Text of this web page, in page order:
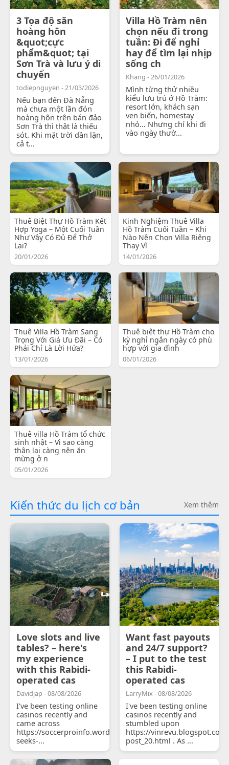
3 Tọa độ săn
hoàng hôn
&quot;cực
phẩm&quot; tại
Sơn Trà và lưu ý di
chuyển
todiepnguyen - 21/03/2026
Nếu bạn đến Đà Nẵng
mà chưa một lần đón
hoàng hôn trên bán đảo
Sơn Trà thì thật là thiếu
sót. Khi mặt trời dần lặn,
cả t...
Villa Hồ Tràm nên
chọn nếu đi trong
tuần: Đi để nghỉ
hay để tìm lại nhịp
sống ch
Khang - 26/01/2026
Mình từng thử nhiều
kiểu lưu trú ở Hồ Tràm:
resort lớn, khách sạn
ven biển, homestay
nhỏ… Nhưng chỉ khi đi
vào ngày thườ...
Thuê Biệt Thự Hồ Tràm Kết
Hợp Yoga – Một Cuối Tuần
Như Vậy Có Đủ Để Thở
Lại?
20/01/2026
Kinh Nghiệm Thuê Villa
Hồ Tràm Cuối Tuần – Khi
Nào Nên Chọn Villa Riêng
Thay Vì
14/01/2026
Thuê Villa Hồ Tràm Sang
Trọng Với Giá Ưu Đãi – Có
Phải Chỉ Là Lời Hứa?
13/01/2026
Thuê biệt thự Hồ Tràm cho
kỳ nghỉ ngắn ngày có phù
hợp với gia đình
06/01/2026
Thuê villa Hồ Tràm tổ chức
sinh nhật – Vì sao càng
thân lại càng nên ăn
mừng ở n
05/01/2026
Kiến thức du lịch cơ bản Xem thêm
Love slots and live
tables? – here's
my experience
with this Rabidi-
operated cas
Davidjap - 08/08/2026
I've been testing online
casinos recently and
came across
https://soccerproinfo.wordpress.com/2026/07/11/courtois-
seeks-...
Want fast payouts
and 24/7 support?
– I put to the test
this Rabidi-
operated cas
LarryMix - 08/08/2026
I've been testing online
casinos recently and
stumbled upon
https://
post_20.html . As ...